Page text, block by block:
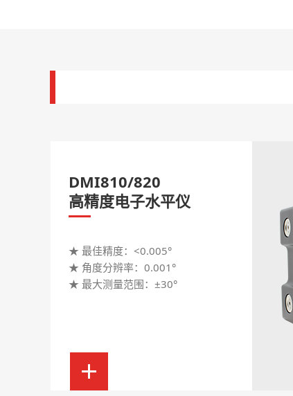
DMI810/820
高精度电子水平仪
★ 最佳精度：<0.005°
★ 角度分辨率：0.001°
★ 最大测量范围：±30°